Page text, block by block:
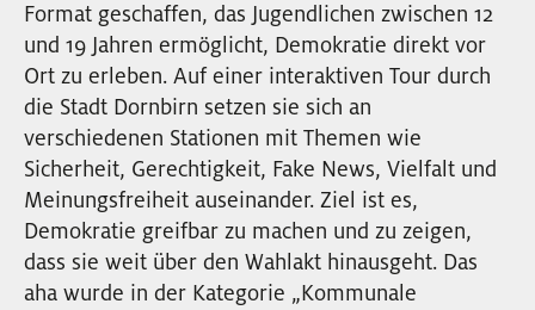
VISION
EVENTS
NEWSLETTER
Format geschaffen, das Jugendlichen zwischen 12
und 19 Jahren ermöglicht, Demokratie direkt vor
Ort zu erleben. Auf einer interaktiven Tour durch
die Stadt Dornbirn setzen sie sich an
verschiedenen Stationen mit Themen wie
Sicherheit, Gerechtigkeit, Fake News, Vielfalt und
Meinungsfreiheit auseinander. Ziel ist es,
Demokratie greifbar zu machen und zu zeigen,
dass sie weit über den Wahlakt hinausgeht. Das
aha wurde in der Kategorie „Kommunale